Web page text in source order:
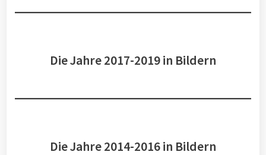
Die Jahre 2017-2019 in Bildern
Die Jahre 2014-2016 in Bildern